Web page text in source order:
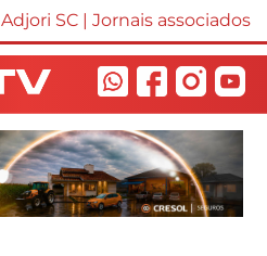
Adjori SC | Jornais associados